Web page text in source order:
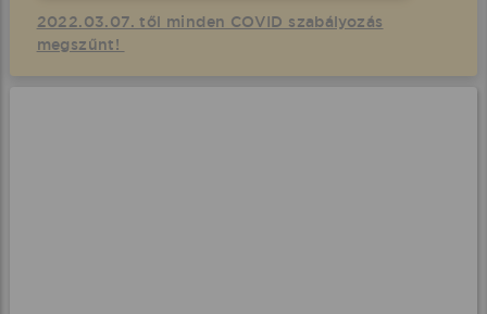
2022.03.07. től minden COVID szabályozás
megszűnt!